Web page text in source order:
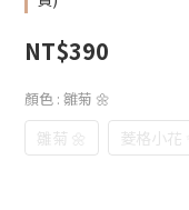
NT$390
顏色 : 雛菊 🌼
雛菊 🌼 菱格小花 ✨